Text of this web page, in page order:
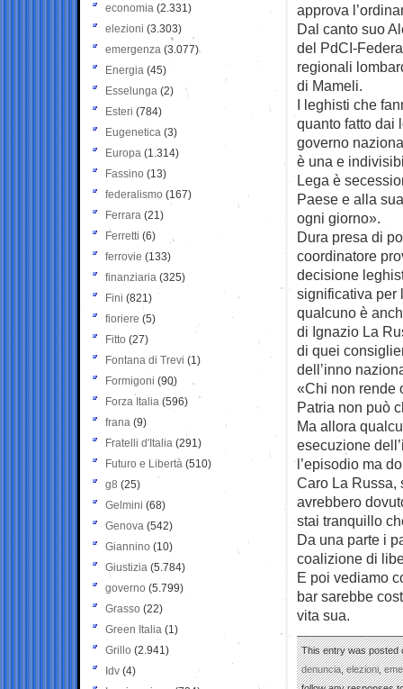
approva
Dal canto suo
del PdCI-
regionali
di Mameli.
I leghisti che
quanto fatto dai
governo
è una e
Lega è
Paese e alla
ogni giorno».
Dura presa di
coordinatore
decisione
significativa per
qualcuno è
di Ignazio La
di quei
dell’inno
«Chi non rende
Patria non può
Ma allora
esecuzione
l’episodio ma
Caro La Russa,
avrebbero
stai tranquillo
Da una parte i
coalizione di
E poi vediamo
bar sarebbe
vita sua.
This entry was posted
denuncia,elezioni,
economia (2.331)
elezioni (3.303)
emergenza (3.077)
Energia (45)
Esselunga (2)
Esteri (784)
Eugenetica (3)
Europa (1.314)
Fassino (13)
federalismo (167)
Ferrara (21)
Ferretti (6)
ferrovie (133)
finanziaria (325)
Fini (821)
fioriere (5)
Fitto (27)
Fontana di Trevi (1)
Formigoni (90)
Forza Italia (596)
frana (9)
Fratelli d'Italia (291)
Futuro e Libertà (510)
g8 (25)
Gelmini (68)
Genova (542)
Giannino (10)
Giustizia (5.784)
governo (5.799)
Grasso (22)
Green Italia (1)
Grillo (2.941)
Idv (4)